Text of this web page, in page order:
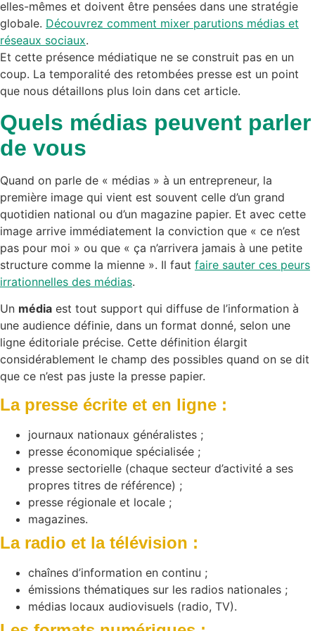
elles-mêmes et doivent être pensées dans une stratégie
globale. Découvrez comment mixer parutions médias et
réseaux sociaux.
Et cette présence médiatique ne se construit pas en un
coup. La temporalité des retombées presse est un point
que nous détaillons plus loin dans cet article.
Quels médias peuvent parler
de vous
Quand on parle de « médias » à un entrepreneur, la
première image qui vient est souvent celle d’un grand
quotidien national ou d’un magazine papier. Et avec cette
image arrive immédiatement la conviction que « ce n’est
pas pour moi » ou que « ça n’arrivera jamais à une petite
structure comme la mienne ». Il faut faire sauter ces peurs
irrationnelles des médias.
Un média est tout support qui diffuse de l’information à
une audience définie, dans un format donné, selon une
ligne éditoriale précise. Cette définition élargit
considérablement le champ des possibles quand on se dit
que ce n’est pas juste la presse papier.
La presse écrite et en ligne :
journaux nationaux généralistes ;
presse économique spécialisée ;
presse sectorielle (chaque secteur d’activité a ses
propres titres de référence) ;
presse régionale et locale ;
magazines.
La radio et la télévision :
chaînes d’information en continu ;
émissions thématiques sur les radios nationales ;
médias locaux audiovisuels (radio, TV).